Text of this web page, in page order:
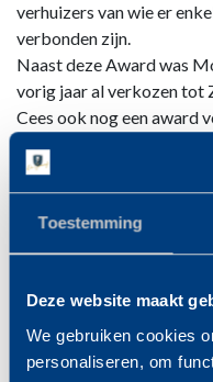
Toestemming
Deze website maakt
We gebruiken cookies
personaliseren, om
verhuizers van wie er
verbonden zijn.
Naast deze Award was
vorig jaar al verkozen tot
Cees ook nog een award
competitie voor
Berenkoog nemen.
Het ziet er naar uit dat
het worden is voor de
bestaande Erkende
Fotos: FotoDikken-